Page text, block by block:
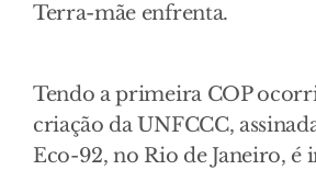
Terra-mãe enfrenta.
Tendo a primeira COP
criação da UNFCCC,
Eco-92, no Rio de Janeiro, é